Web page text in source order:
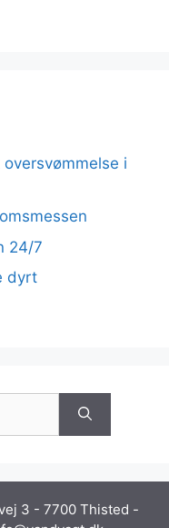
i
24/7
dyrt
3 - 7700 Thisted -